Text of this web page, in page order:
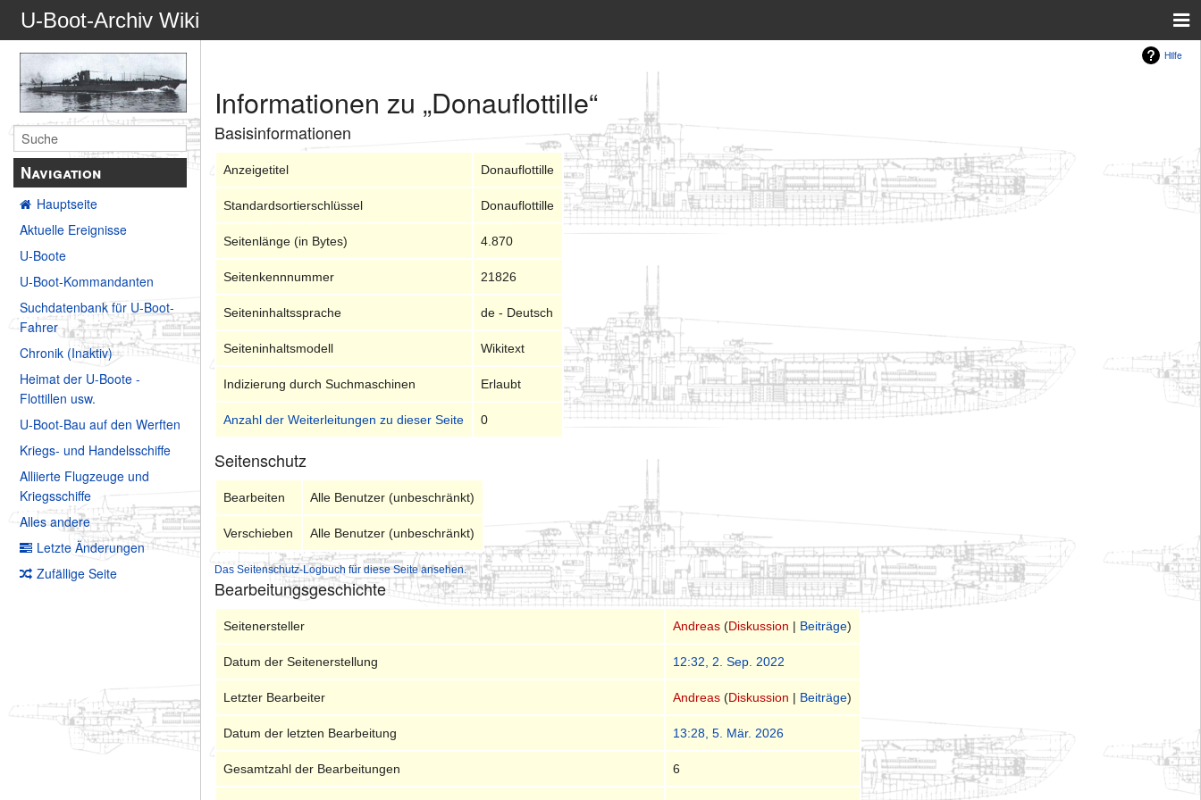
U-Boot-Archiv Wiki
Navigation
Hauptseite
Aktuelle Ereignisse
U-Boote
U-Boot-Kommandanten
Suchdatenbank für U-Boot-
Fahrer
Chronik (Inaktiv)
Heimat der U-Boote -
Flottillen usw.
U-Boot-Bau auf den Werften
Kriegs- und Handelsschiffe
Alliierte Flugzeuge und
Kriegsschiffe
Alles andere
Letzte Änderungen
Zufällige Seite
Hilfe
Informationen zu „Donauflottille“
Basisinformationen
Anzeigetitel Donauflottille
Standardsortierschlüssel Donauflottille
Seitenlänge (in Bytes) 4.870
Seitenkennnummer 21826
Seiteninhaltssprache de - Deutsch
Seiteninhaltsmodell Wikitext
Indizierung durch Suchmaschinen Erlaubt
Anzahl der Weiterleitungen zu dieser Seite 0
Seitenschutz
Bearbeiten Alle Benutzer (unbeschränkt)
Verschieben Alle Benutzer (unbeschränkt)
Das Seitenschutz-Logbuch für diese Seite ansehen.
Bearbeitungsgeschichte
Seitenersteller Andreas (Diskussion | Beiträge)
Datum der Seitenerstellung 12:32, 2. Sep. 2022
Letzter Bearbeiter Andreas (Diskussion | Beiträge)
Datum der letzten Bearbeitung 13:28, 5. Mär. 2026
Gesamtzahl der Bearbeitungen 6